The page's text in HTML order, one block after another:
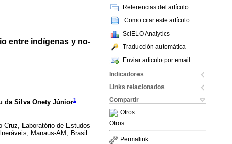
Referencias del artículo
Como citar este artículo
SciELO Analytics
Traducción automática
Enviar articulo por email
Indicadores
Links relacionados
Compartir
Otros
Otros
Permalink
entre indígenas y no-
da Silva Onety Júnior1
Cruz, Laboratório de Estudos
Manaus-AM, Brasil